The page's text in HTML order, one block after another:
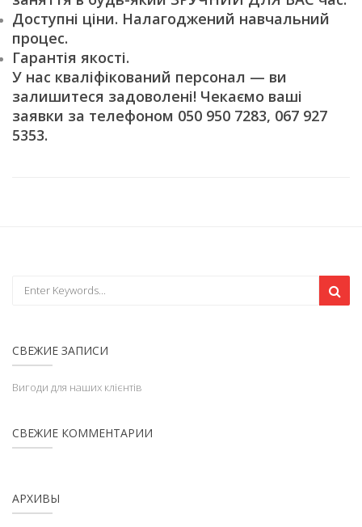
Доступні ціни. Налагоджений навчальний
процес.
Гарантія якості.
У нас кваліфікований персонал — ви
залишитеся задоволені! Чекаємо ваші
заявки за телефоном 050 950 7283, 067 927
5353.
СВЕЖИЕ ЗАПИСИ
Вигоди для наших клієнтів
СВЕЖИЕ КОММЕНТАРИИ
АРХИВЫ